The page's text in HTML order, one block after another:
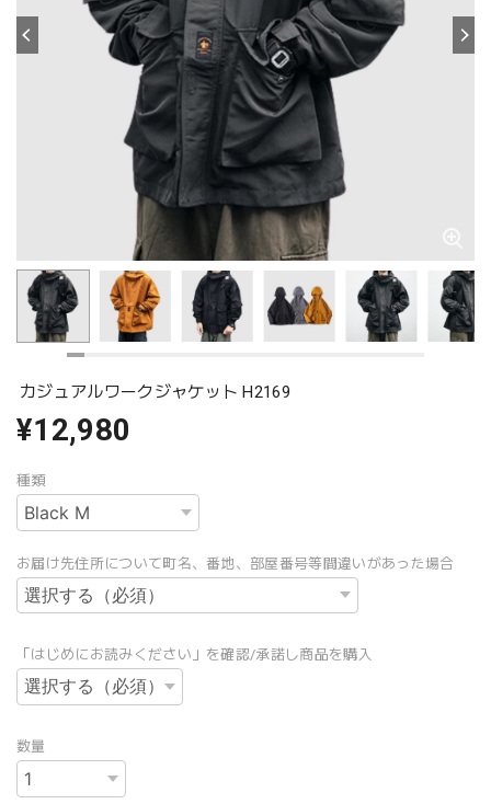
カジュアルワークジャケット H2169
¥12,980
種類
お届け先住所について町名、番地、部屋番号等間違いがあった場合
「はじめにお読みください」を確認/承諾し商品を購入
数量